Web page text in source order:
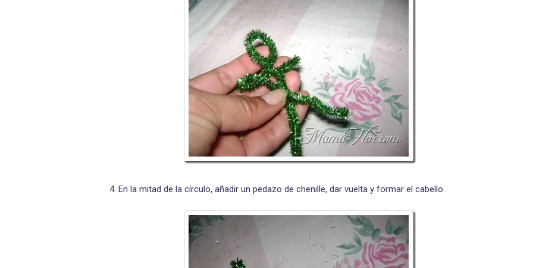
4. En la mitad de la círculo, añadir un pedazo de chenille, dar vuelta y formar el cabello.